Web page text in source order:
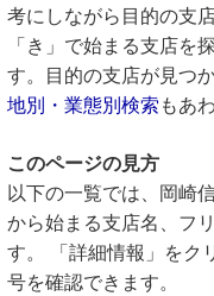
考にしながら目的の支
「き」で始まる支店を
す。目的の支店が見つ
地別・業態別検索 もあ
このページの見方
以下の一覧では、岡崎
から始まる支店名、フ
す。 「詳細情報」をク
号を確認できます。